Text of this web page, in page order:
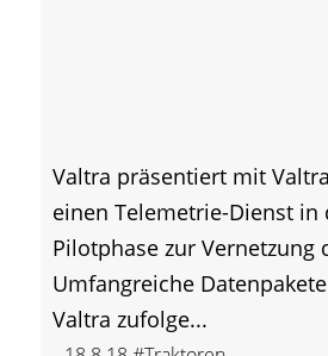
Valtra präsentiert mit
einen Telemetrie-Dienst in
Pilotphase zur Vernetzung
Umfangreiche
Valtra zufolge...